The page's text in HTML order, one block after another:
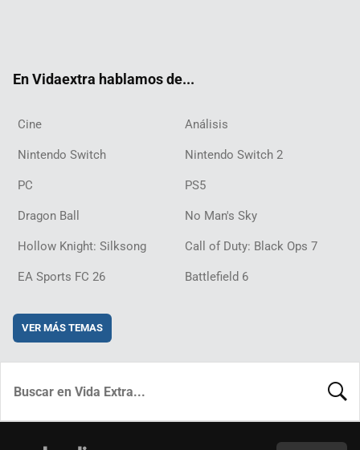
En Vidaextra hablamos de...
Cine Análisis
Nintendo Switch Nintendo Switch 2
PC PS5
Dragon Ball No Man's Sky
Hollow Knight: Silksong Call of Duty: Black Ops 7
EA Sports FC 26 Battlefield 6
VER MÁS TEMAS